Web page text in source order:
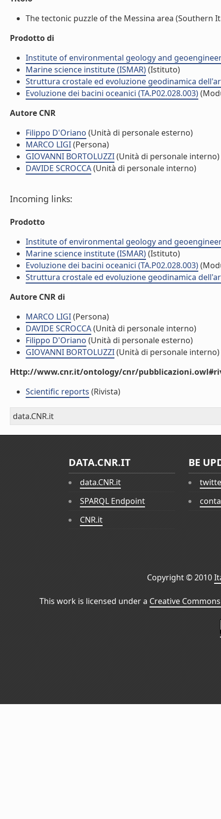
The tectonic puzzle of the Messina area (Southern
Prodotto di
Institute of environmental geology and
Marine science institute (ISMAR)(Istituto)
Struttura crostale ed evoluzione geodinamica
Evoluzione dei bacini oceanici (TA.P02.028.003)
Autore CNR
Filippo D'Oriano (Unità di personale esterno)
MARCO LIGI(Persona)
GIOVANNI BORTOLUZZI(Unità di personale interno)
DAVIDE SCROCCA(Unità di personale interno)
Incoming links:
Prodotto
Institute of environmental geology and
Marine science institute (ISMAR)(Istituto)
Evoluzione dei bacini oceanici (TA.P02.028.003)
Struttura crostale ed evoluzione geodinamica
Autore CNR di
MARCO LIGI(Persona)
DAVIDE SCROCCA(Unità di personale interno)
Filippo D'Oriano (Unità di personale esterno)
GIOVANNI BORTOLUZZI(Unità di personale interno)
Http://www.cnr.it/ontology/cnr/
Scientific reports (Rivista)
data.CNR.it
DATA.CNR.IT
data.CNR.it
SPARQL Endpoint
CNR.it
BE
Copyright © 2010
This work is licensed under a Creative